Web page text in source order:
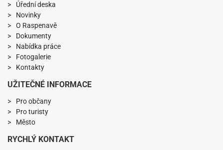
Úřední deska
Novinky
O Raspenavě
Dokumenty
Nabídka práce
Fotogalerie
Kontakty
UŽITEČNÉ INFORMACE
Pro občany
Pro turisty
Město
RYCHLÝ KONTAKT